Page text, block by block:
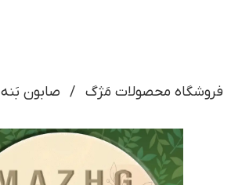
فروشگاه محصولات مَژگ صابون بَنه